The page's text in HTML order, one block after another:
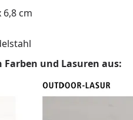
6,8 cm
Farben und Lasuren aus: